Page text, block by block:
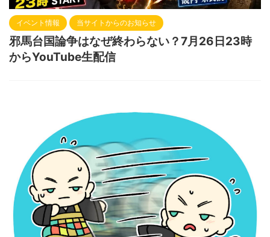
イベント情報 当サイトからのお知らせ
邪馬台国論争はなぜ終わらない？7月26日23時
からYouTube生配信